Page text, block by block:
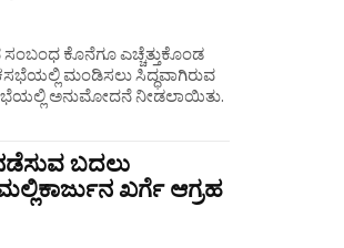
ಮಂಡಿಸಲು ಸಿದ್ಧವಾಗಿರುವ
ಅನುಮೋದನೆ ನೀಡಲಾಯಿತು.
ಬದಲು
ಖರ್ಗೆ ಆಗ್ರಹ